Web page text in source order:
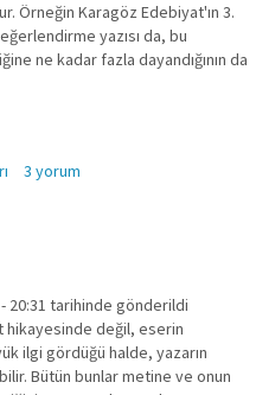
Örneğin Karagöz Edebiyat'ın 3.
yazısı da, bu
ne kadar fazla dayandığının da
hakkında
3 yorum
20:31 tarihinde gönderildi
hikayesinde değil, eserin
ilgi gördüğü halde, yazarın
Bütün bunlar metine ve onun